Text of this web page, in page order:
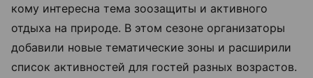
кому интересна тема зоозащиты и активного
отдыха на природе. В этом сезоне организаторы
добавили новые тематические зоны и расширили
список активностей для гостей разных возрастов.